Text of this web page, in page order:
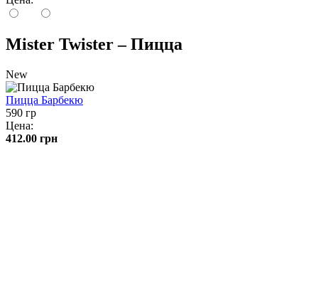
Mister Twister – Пицца
New
Пицца Барбекю
590 гр
Цена:
412.00 грн